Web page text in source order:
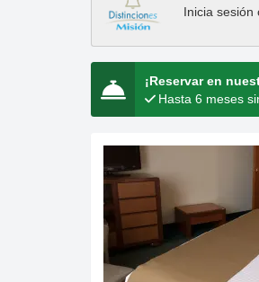
Inicia sesión
¡Reservar en
Hasta 6 meses